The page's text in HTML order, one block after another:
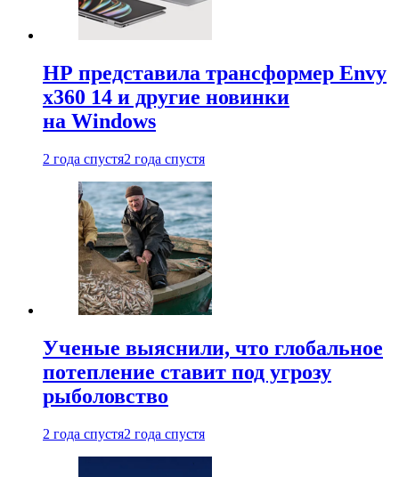
HP представила трансформер Envy
x360 14 и другие новинки
на Windows
2 года спустя2 года спустя
Ученые выяснили, что глобальное
потепление ставит под угрозу
рыболовство
2 года спустя2 года спустя